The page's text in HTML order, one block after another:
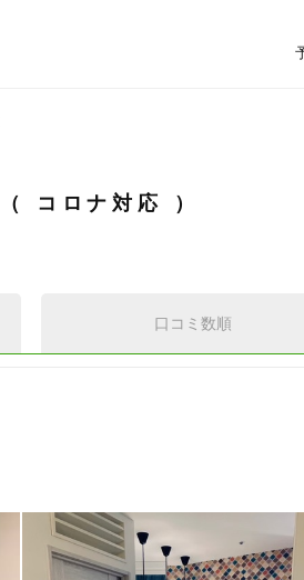
コロナ対応
口コミ数順